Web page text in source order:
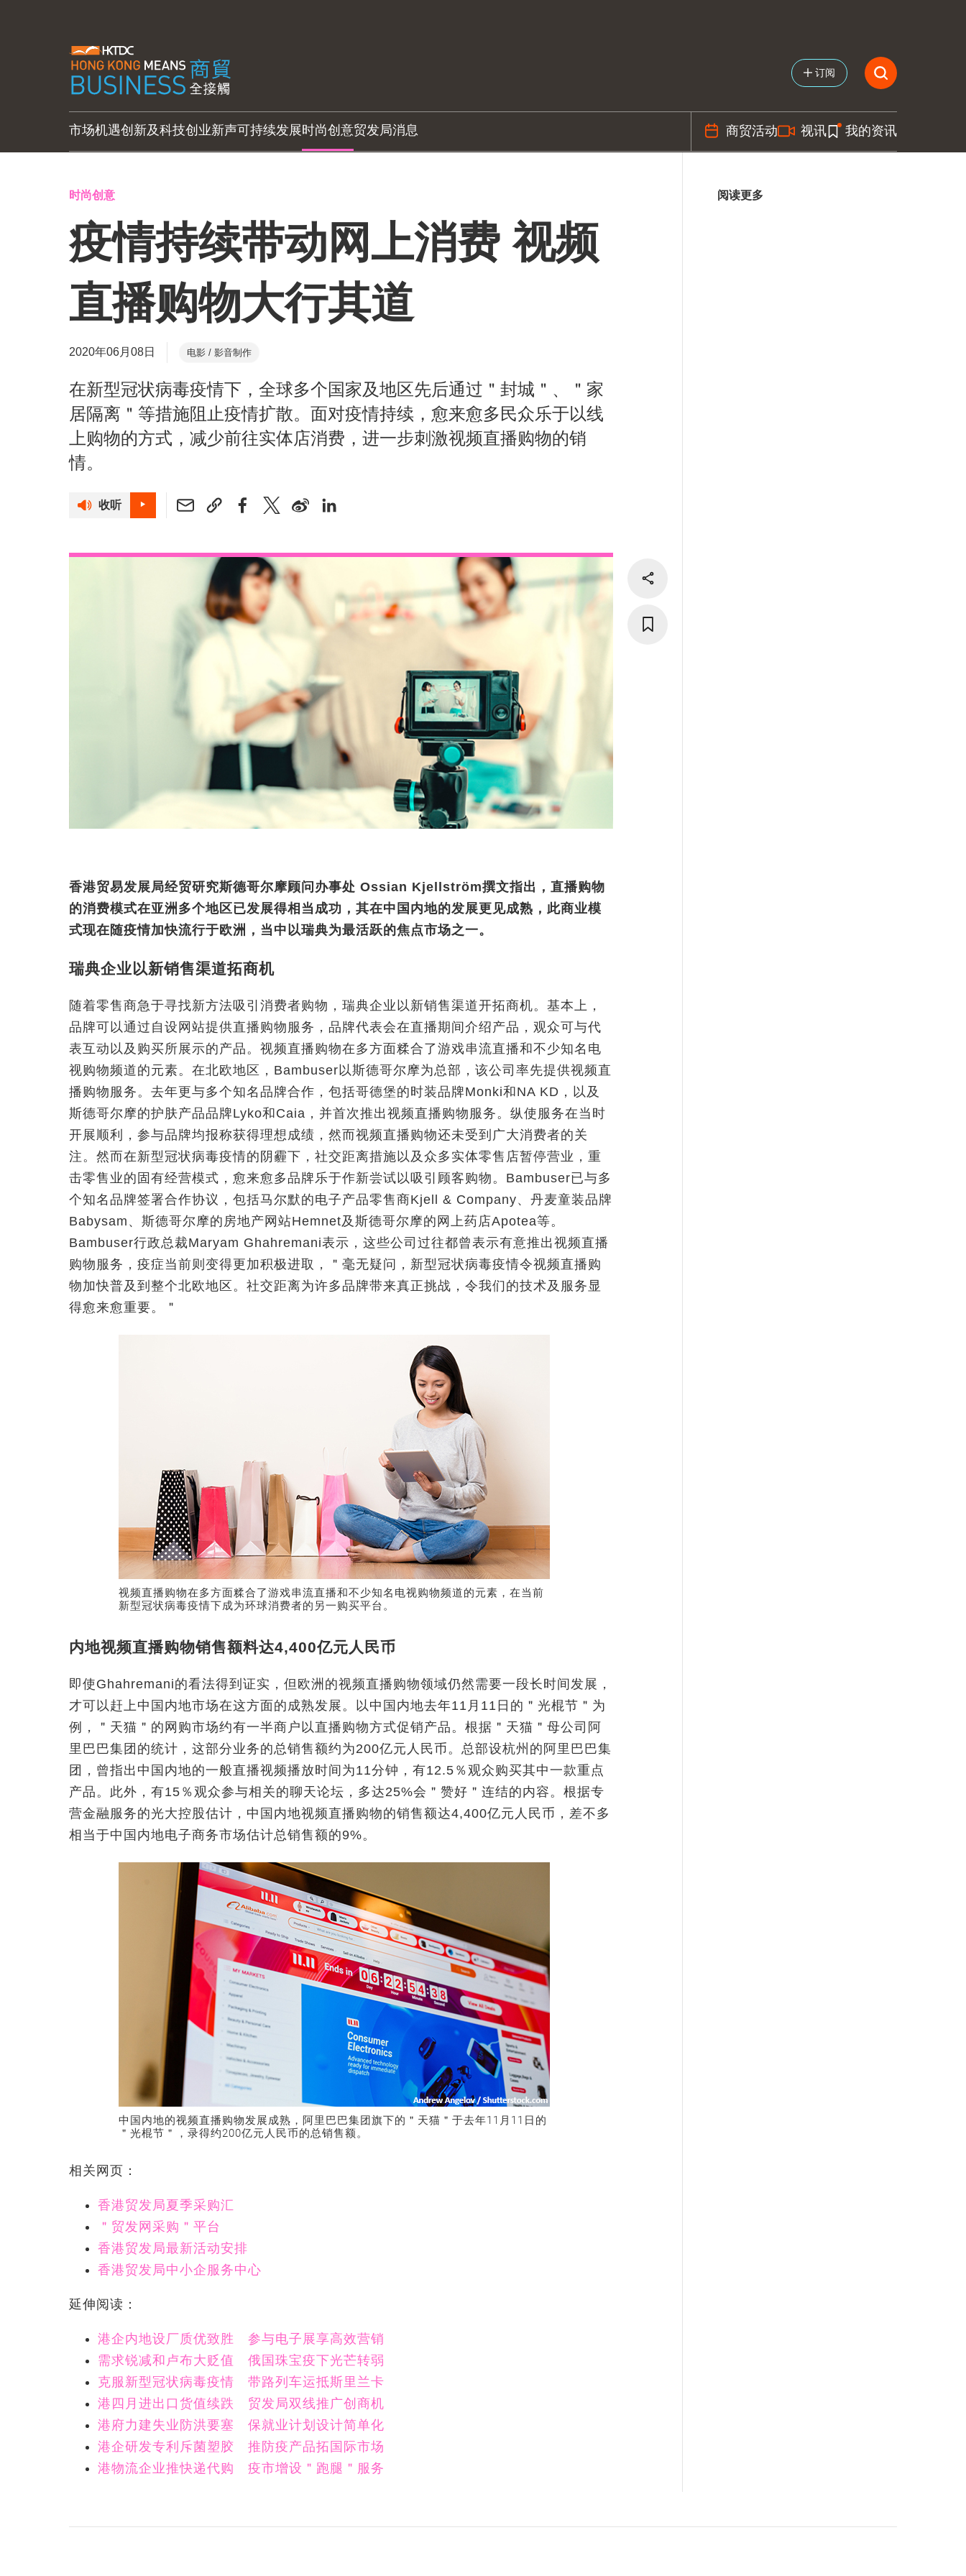
订阅
市场机遇创新及科技创业新声可持续发展时尚创意贸发局消息 商贸活动 视讯 我的资讯
时尚创意
疫情持续带动网上消费 视频
直播购物大行其道
2020年06月08日 电影 / 影音制作
在新型冠状病毒疫情下，全球多个国家及地区先后通过＂封城＂、＂家
居隔离＂等措施阻止疫情扩散。面对疫情持续，愈来愈多民众乐于以线
上购物的方式，减少前往实体店消费，进一步刺激视频直播购物的销
情。
收听
香港贸易发展局经贸研究斯德哥尔摩顾问办事处 Ossian Kjellström撰文指出，直播购物
的消费模式在亚洲多个地区已发展得相当成功，其在中国内地的发展更见成熟，此商业模
式现在随疫情加快流行于欧洲，当中以瑞典为最活跃的焦点市场之一。
瑞典企业以新销售渠道拓商机
随着零售商急于寻找新方法吸引消费者购物，瑞典企业以新销售渠道开拓商机。基本上，
品牌可以通过自设网站提供直播购物服务，品牌代表会在直播期间介绍产品，观众可与代
表互动以及购买所展示的产品。视频直播购物在多方面糅合了游戏串流直播和不少知名电
视购物频道的元素。在北欧地区，Bambuser以斯德哥尔摩为总部，该公司率先提供视频直
播购物服务。去年更与多个知名品牌合作，包括哥德堡的时装品牌Monki和NA KD，以及
斯德哥尔摩的护肤产品品牌Lyko和Caia，并首次推出视频直播购物服务。纵使服务在当时
开展顺利，参与品牌均报称获得理想成绩，然而视频直播购物还未受到广大消费者的关
注。然而在新型冠状病毒疫情的阴霾下，社交距离措施以及众多实体零售店暂停营业，重
击零售业的固有经营模式，愈来愈多品牌乐于作新尝试以吸引顾客购物。Bambuser已与多
个知名品牌签署合作协议，包括马尔默的电子产品零售商Kjell & Company、丹麦童装品牌
Babysam、斯德哥尔摩的房地产网站Hemnet及斯德哥尔摩的网上药店Apotea等。
Bambuser行政总裁Maryam Ghahremani表示，这些公司过往都曾表示有意推出视频直播
购物服务，疫症当前则变得更加积极进取，＂毫无疑问，新型冠状病毒疫情令视频直播购
物加快普及到整个北欧地区。社交距离为许多品牌带来真正挑战，令我们的技术及服务显
得愈来愈重要。＂
视频直播购物在多方面糅合了游戏串流直播和不少知名电视购物频道的元素，在当前
新型冠状病毒疫情下成为环球消费者的另一购买平台。
内地视频直播购物销售额料达4,400亿元人民币
即使Ghahremani的看法得到证实，但欧洲的视频直播购物领域仍然需要一段长时间发展，
才可以赶上中国内地市场在这方面的成熟发展。以中国内地去年11月11日的＂光棍节＂为
例，＂天猫＂的网购市场约有一半商户以直播购物方式促销产品。根据＂天猫＂母公司阿
里巴巴集团的统计，这部分业务的总销售额约为200亿元人民币。总部设杭州的阿里巴巴集
团，曾指出中国内地的一般直播视频播放时间为11分钟，有12.5％观众购买其中一款重点
产品。此外，有15％观众参与相关的聊天论坛，多达25%会＂赞好＂连结的内容。根据专
营金融服务的光大控股估计，中国内地视频直播购物的销售额达4,400亿元人民币，差不多
相当于中国内地电子商务市场估计总销售额的9%。
中国内地的视频直播购物发展成熟，阿里巴巴集团旗下的＂天猫＂于去年11月11日的
＂光棍节＂，录得约200亿元人民币的总销售额。
相关网页：
香港贸发局夏季采购汇
＂贸发网采购＂平台
香港贸发局最新活动安排
香港贸发局中小企服务中心
延伸阅读：
港企内地设厂质优致胜 参与电子展享高效营销
需求锐减和卢布大贬值 俄国珠宝疫下光芒转弱
克服新型冠状病毒疫情 带路列车运抵斯里兰卡
港四月进出口货值续跌 贸发局双线推广创商机
港府力建失业防洪要塞 保就业计划设计简单化
港企研发专利斥菌塑胶 推防疫产品拓国际市场
港物流企业推快递代购 疫市增设＂跑腿＂服务
阅读更多